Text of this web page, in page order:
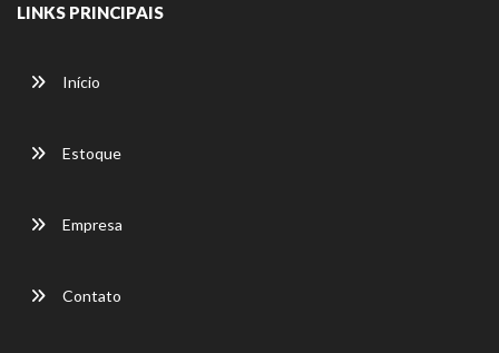
LINKS PRINCIPAIS
Início
Estoque
Empresa
Contato